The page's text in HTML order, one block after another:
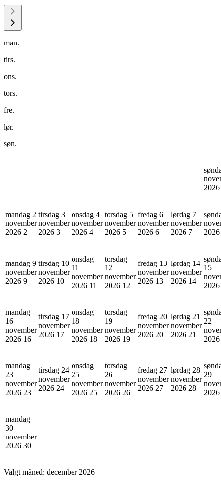
man.
tirs.
ons.
tors.
fre.
lør.
søn.
2026
mandag 2
november
2026 2
tirsdag 3
november
2026 3
onsdag 4
november
2026 4
torsdag 5
november
2026 5
fredag 6
november
2026 6
lørdag 7
november
2026 7
2026
mandag 9
november
2026 9
tirsdag 10
november
2026 10
onsdag
11
november
2026 11
torsdag
12
november
2026 12
fredag 13
november
2026 13
lørdag 14
november
2026 14
15
2026
mandag
16
november
2026 16
tirsdag 17
november
2026 17
onsdag
18
november
2026 18
torsdag
19
november
2026 19
fredag 20
november
2026 20
lørdag 21
november
2026 21
22
2026
mandag
23
november
2026 23
tirsdag 24
november
2026 24
onsdag
25
november
2026 25
torsdag
26
november
2026 26
fredag 27
november
2026 27
lørdag 28
november
2026 28
29
2026
mandag
30
november
2026 30
Valgt måned: december 2026